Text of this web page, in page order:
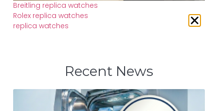
Breitling replica watches
Rolex replica watches
replica watches
Recent News